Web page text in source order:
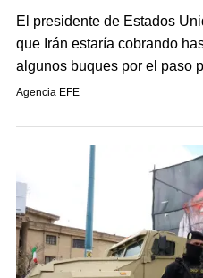
El presidente de Estados
que Irán estaría cobrando
algunos buques por el paso
Agencia EFE